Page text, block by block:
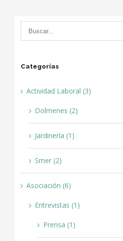
Categorías
Actividad Laboral (3)
Dolmenes (2)
Jardinería (1)
Smer (2)
Asociación (6)
Entrevistas (1)
Prensa (1)